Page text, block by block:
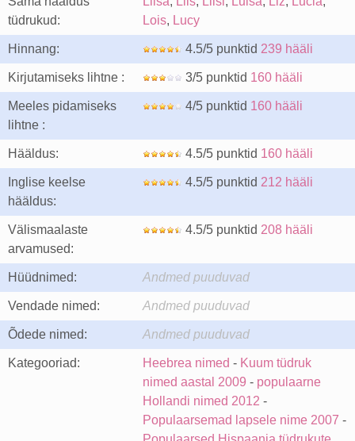
tüdrukud:
Lois, Lucy
Hinnang: 4.5/5 punktid 239 hääli
Kirjutamiseks lihtne : 3/5 punktid 160 hääli
Meeles pidamiseks
lihtne :
4/5 punktid 160 hääli
Hääldus: 4.5/5 punktid 160 hääli
Inglise keelse
hääldus:
4.5/5 punktid 212 hääli
Välismaalaste
arvamused:
4.5/5 punktid 208 hääli
Hüüdnimed: Andmed puuduvad
Vendade nimed: Andmed puuduvad
Õdede nimed: Andmed puuduvad
Kategooriad: Heebrea nimed - Kuum tüdruk
nimed aastal 2009 - populaarne
Hollandi nimed 2012 -
Populaarsemad lapsele nime 2007 -